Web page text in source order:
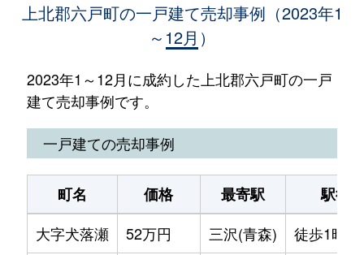
上北郡六戸町の一戸建て売却事例（2023年1
～12月）
2023年1～12月に成約した上北郡六戸町の一戸
建て売却事例です。
一戸建ての売却事例
町名 価格 最寄駅
駅徒歩
大字犬落瀬
52万円 三沢(青森)
徒歩1時